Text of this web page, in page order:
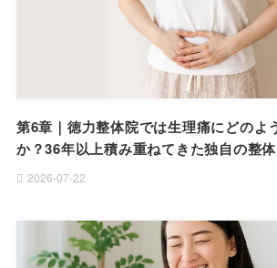
第6章｜徳力整体院では生理痛にどのよ
か？36年以上積み重ねてきた独自の整体
2026-07-22